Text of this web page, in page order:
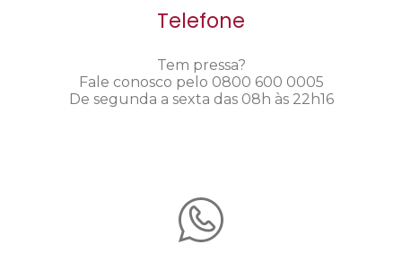
Telefone
Tem pressa?
Fale conosco pelo 0800 600 0005
De segunda a sexta das 08h às 22h16